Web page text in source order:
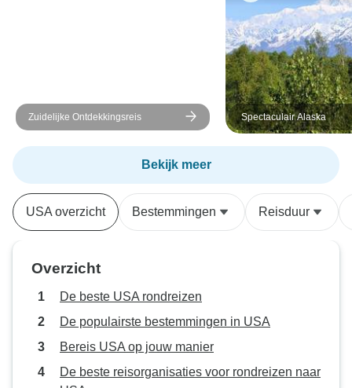
Zuidelijke Ontdekkingsreis Spectaculair Alaska
Bekijk meer
USA overzicht Bestemmingen Reisduur
Overzicht
De beste USA rondreizen
De populairste bestemmingen in USA
Bereis USA op jouw manier
De beste reisorganisaties voor rondreizen naar